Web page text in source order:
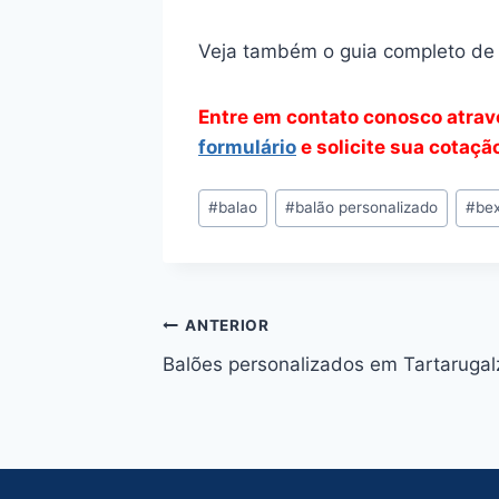
Veja também o guia completo de
Entre em contato conosco
formulário e solicite sua
Tags
do
#balao #balão personalizado #
Navegação
de
ANTERIOR
Balões personalizados em